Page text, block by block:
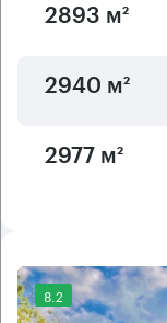
2893 м²
2940 м²
2977 м²
8.2